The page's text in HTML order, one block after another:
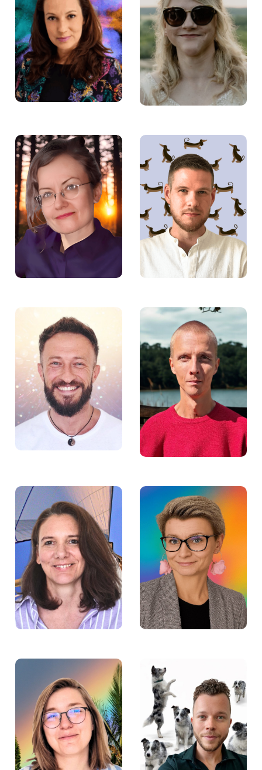
Kinga Nowakowska –
Mentorka w Fundacji
Aktywności Zawodowej
Angelika Bendowska –
Specjalista ds. szkoleń
w Fundacji Aktywności
Zawodowej
Julia Weber –
Pośredniczka pracy w
Fundacji Aktywności
Zawodowej
Michał Urban –
Pośrednik pracy w
Fundacji Aktywności
Zawodowej
Tomek Borowski –
Doradca zawodowy w
Fundacji Aktywności
Zawodowej
Bartosz Ziarnik –
Prawnik w Fundacji
Aktywności Zawodowej
Justyna Piaskowska –
Mentorka w Fundacji
Aktywności Zawodowej
Małgorzata Lipińska-
Dawid – Psycholożka w
Fundacji Aktywności
Zawodowej
Ida Jarzyńska –
Doradczyni zawodowa
w Fundacji Aktywności
Zawodowej
Marek Pieńkowski,
koordynator projektu
Laboratorium
Współpracy w Fundacji
Aktywności Zawodowej